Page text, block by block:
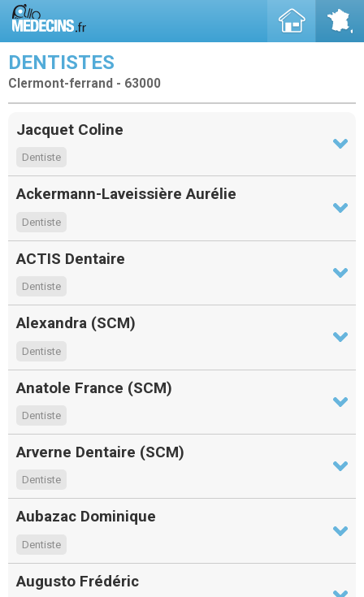
DENTISTES
Clermont-ferrand - 63000
Jacquet Coline
Dentiste
Ackermann-Laveissière Aurélie
Dentiste
ACTIS Dentaire
Dentiste
Alexandra (SCM)
Dentiste
Anatole France (SCM)
Dentiste
Arverne Dentaire (SCM)
Dentiste
Aubazac Dominique
Dentiste
Augusto Frédéric